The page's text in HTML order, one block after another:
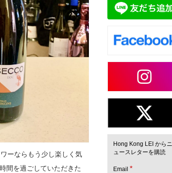
ーならもう少し楽しく気
間を過ごしていただきた
Hong Kong LEI からニ
ュースレターを購読
Email*